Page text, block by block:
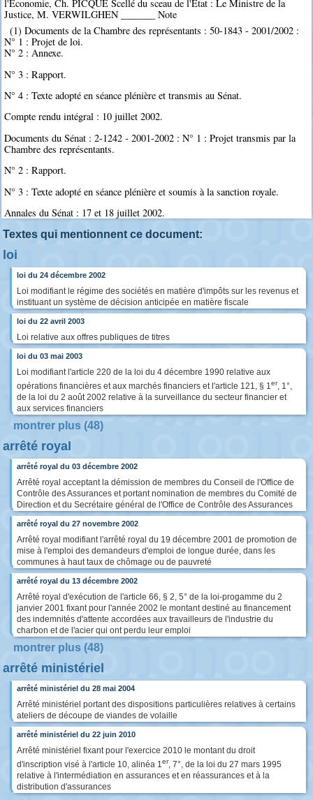
l'Economie, Ch. PICQUE Scellé du sceau de l'Etat : Le Ministre de la
Justice, M. VERWILGHEN _______ Note
(1) Documents de la Chambre des représentants : 50-1843 - 2001/2002 :
N° 1 : Projet de loi.
N° 2 : Annexe.
N° 3 : Rapport.
N° 4 : Texte adopté en séance plénière et transmis au Sénat.
Compte rendu intégral : 10 juillet 2002.
Documents du Sénat : 2-1242 - 2001-2002 : N° 1 : Projet transmis par la
Chambre des représentants.
N° 2 : Rapport.
N° 3 : Texte adopté en séance plénière et soumis à la sanction royale.
Annales du Sénat : 17 et 18 juillet 2002.
Textes qui mentionnent ce document:
loi
loi du 24 décembre 2002
Loi modifiant le régime des sociétés en matière d'impôts sur les revenus et
instituant un système de décision anticipée en matière fiscale
loi du 22 avril 2003
Loi relative aux offres publiques de titres
loi du 03 mai 2003
Loi modifiant l'article 220 de la loi du 4 décembre 1990 relative aux
opérations financières et aux marchés financiers et l'article 121, § 1er, 1°,
de la loi du 2 août 2002 relative à la surveillance du secteur financier et
aux services financiers
montrer plus (48)
arrêté royal
arrêté royal du 03 décembre 2002
Arrêté royal acceptant la démission de membres du Conseil de l'Office de
Contrôle des Assurances et portant nomination de membres du Comité de
Direction et du Secrétaire général de l'Office de Contrôle des Assurances
arrêté royal du 27 novembre 2002
Arrêté royal modifiant l'arrêté royal du 19 décembre 2001 de promotion de
mise à l'emploi des demandeurs d'emploi de longue durée, dans les
communes à haut taux de chômage ou de pauvreté
arrêté royal du 13 décembre 2002
Arrêté royal d'exécution de l'article 66, § 2, 5° de la loi-progamme du 2
janvier 2001 fixant pour l'année 2002 le montant destiné au financement
des indemnités d'attente accordées aux travailleurs de l'industrie du
charbon et de l'acier qui ont perdu leur emploi
montrer plus (48)
arrêté ministériel
arrêté ministériel du 28 mai 2004
Arrêté ministériel portant des dispositions particulières relatives à certains
ateliers de découpe de viandes de volaille
arrêté ministériel du 22 juin 2010
Arrêté ministériel fixant pour l'exercice 2010 le montant du droit
d'inscription visé à l'article 10, alinéa 1er, 7°, de la loi du 27 mars 1995
relative à l'intermédiation en assurances et en réassurances et à la
distribution d'assurances